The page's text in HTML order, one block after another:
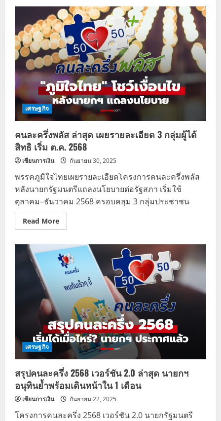
เศรษฐกิจ
คนละครึ่งพลัส ล่าสุด เผยรายละเอียด 3 กลุ่มผู้ได้
สิทธิ เริ่ม ต.ค. 2568
เซียนการเงิน กันยายน 30, 2025
พรรคภูมิใจไทยเผยรายละเอียดโครงการคนละครึ่งพลัส
หลังนายกรัฐมนตรีแถลงนโยบายต่อรัฐสภา เริ่มใช้
ตุลาคม–ธันวาคม 2568 ครอบคลุม 3 กลุ่มประชาชน
Read MoreRead
more
ครึ่ง
พลัส
ล่าสุด
เผย
ราย
ละเอียด
สิทธิ
เริ่ม
ต.ค.
2568
เศรษฐกิจ
สรุปคนละครึ่ง 2568 เวอร์ชัน 2.0 ล่าสุด นายกฯ
อนุทินย้ำพร้อมเดินหน้าใน 1 เดือน
เซียนการเงิน กันยายน 22, 2025
โครงการคนละครึ่ง 2568 เวอร์ชัน 2.0 นายกรัฐมนตรี